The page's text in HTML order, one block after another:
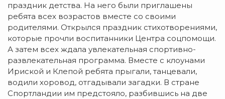
праздник детства. На него были приглашены
ребята всех возрастов вместе со своими
родителями. Открылся праздник стихотворениями,
которые прочли воспитанники Центра соцпомощи.
А затем всех ждала увлекательная спортивно-
развлекательная программа. Вместе с клоунами
Ириской и Клепой ребята прыгали, танцевали,
водили хоровод, отгадывали загадки. В стране
Спортландии им предстояло, разбившись на две